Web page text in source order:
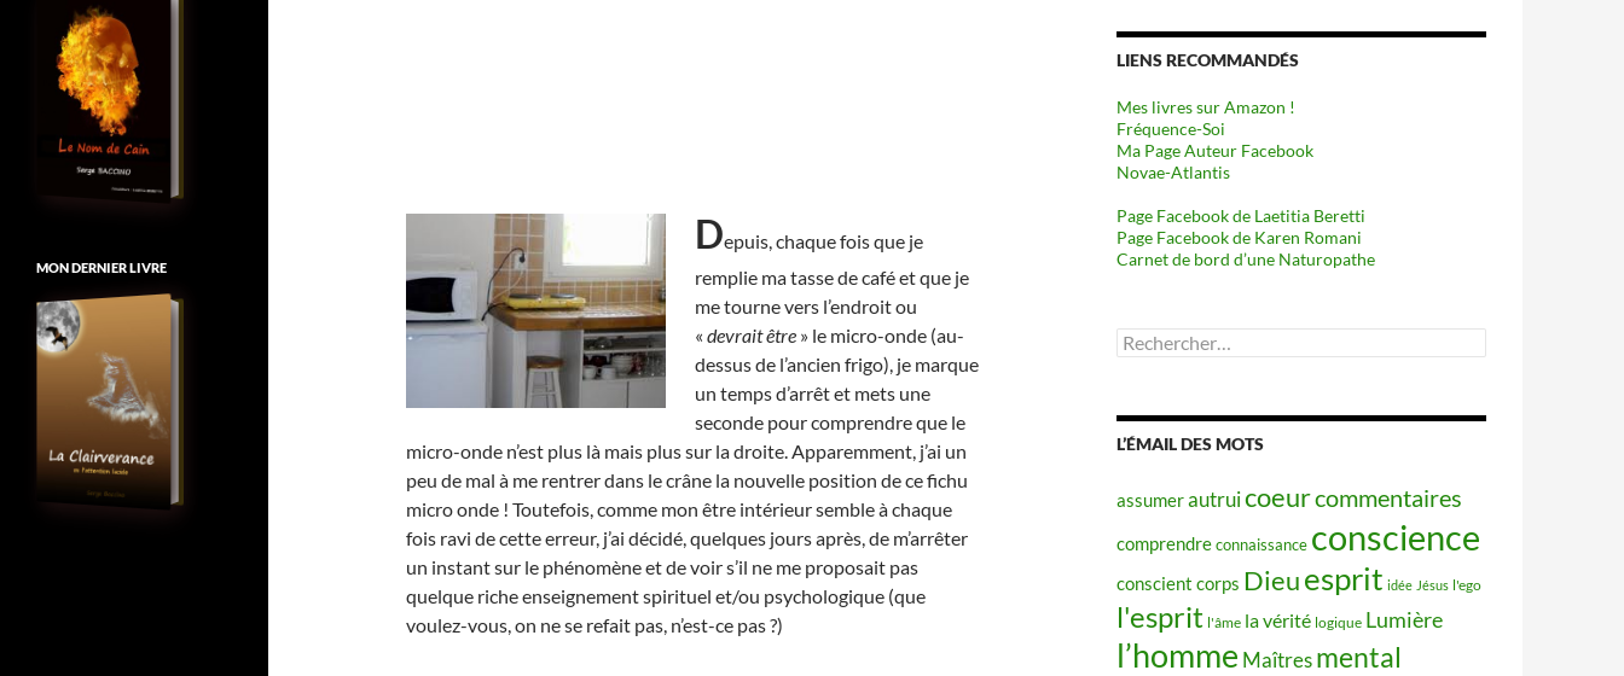
Depuis, chaque fois que je
remplie ma tasse de café et que je
me tourne vers l’endroit ou
« devrait être » le micro-onde (au-
dessus de l’ancien frigo), je marque
un temps d’arrêt et mets une
seconde pour comprendre que le
micro-onde n’est plus là mais plus sur la droite. Apparemment, j’ai un
peu de mal à me rentrer dans le crâne la nouvelle position de ce fichu
micro onde ! Toutefois, comme mon être intérieur semble à chaque
fois ravi de cette erreur, j’ai décidé, quelques jours après, de m’arrêter
un instant sur le phénomène et de voir s’il ne me proposait pas
quelque riche enseignement spirituel et/ou psychologique (que
voulez-vous, on ne se refait pas, n’est-ce pas ?)
LIENS RECOMMANDÉS
Mes livres sur Amazon !
Fréquence-Soi
Ma Page Auteur Facebook
Novae-Atlantis
Page Facebook de Laetitia Beretti
Page Facebook de Karen Romani
Carnet de bord d’une Naturopathe
Rechercher :
L’ÉMAIL DES MOTS
assumerautruicoeurcommentaires
comprendreconnaissance conscience
conscient corps Dieuesprit idée Jésus l'ego
l'esprit l'âme la vérité logique Lumière
l’homme Maîtres mental
MON DERNIER LIVRE